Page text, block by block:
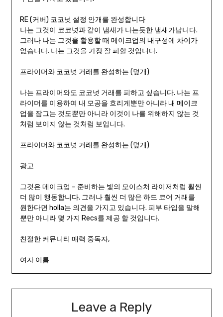
RE (커버) 코코넛 설정 안개를 완성합니다
나는 그것이 코코넛과 같이 냄새가 나는듯한 냄새가납니다.
그러나 나는 그것을 활용할 때 메이크업의 내구성에 차이가
없습니다. 나는 그것을 가장 잘 피할 것입니다.
프라이머와 코코넛 거래를 완성하는 (덮개)
나는 프라이머와도 코코넛 거래를 피하고 싶습니다. 나는 프
라이머를 이용하여 내 모공을 흐리게뿐만 아니라 내 메이크
업을 잠그는 것도뿐만 아니라 이것이 나를 위해하지 않는 것
처럼 보이지 않는 것처럼 보입니다.
프라이머와 코코넛 거래를 완성하는 (덮개)
광고
그것은 메이크업 – 준비하는 빛의 모이스처 라이저처럼 훨씬
더 많이 행동합니다. 그러나 훨씬 더 많은 하드 코어 거래를
원한다면 holla는 의견을 가지고 있습니다. 피부 타입을 말해
뿐만 아니라 몇 가지 Recs를 제공 할 것입니다.
친절한 커뮤니티 매력 중독자,
여자 이름
Leave a Reply